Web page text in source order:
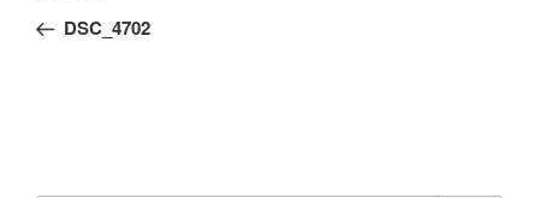
BeitragDSC_4702